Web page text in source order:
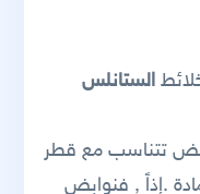
الستانلس
تتناسب مع قطر
.إذاً , فنوابض